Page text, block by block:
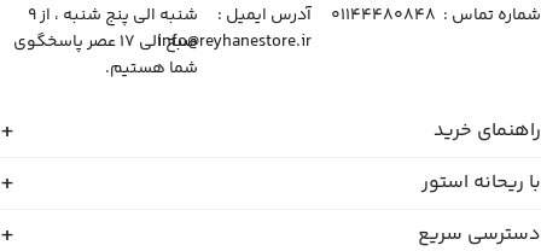
شماره تماس :‌ ۰۱۱۴۴۴۸۰۸۴۸
آدرس ایمیل :‌
info@reyhanestore.ir
شنبه الی پنج شنبه ، از ۹
صبح الی ۱۷ عصر پاسخگوی
شما هستیم.
راهنمای خرید
با ریحانه استور
دسترسی سریع